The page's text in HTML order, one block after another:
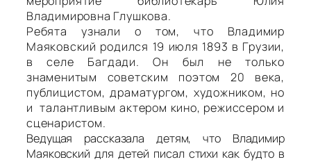
Владимировна Глушкова.
Ребята узнали о том,что Владимир
Маяковский родился 19 июля 1893 в Грузии,
в селе Багдади. Он был не только
знаменитым советским поэтом 20 века,
публицистом, драматургом, художником, но
и талантливым актером кино, режиссером и
сценаристом.
Ведущая рассказала детям, что Владимир
Маяковский для детей писал стихи как будто в